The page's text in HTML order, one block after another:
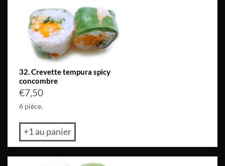
32. Crevette tempura spicy
concombre
€7,50
6 pièce.
+1 au panier